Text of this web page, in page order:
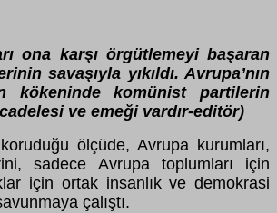
ona karşı örgütlemeyi başaran
savaşıyla yıkıldı. Avrupa’nın
kökeninde komünist partilerin
ve emeği vardır-editör)
koruduğu ö çüde, Avrupa kurumları,
sadece Avrupa toplumları için
için ortak insanlık ve demokrasi
çalıştı.